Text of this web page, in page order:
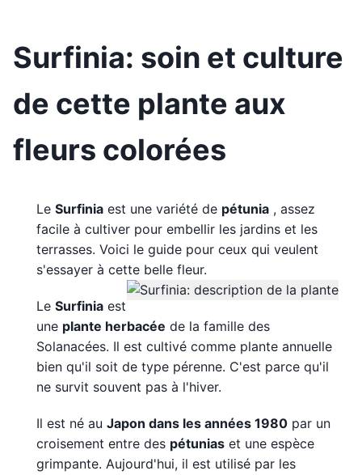
Surfinia: soin et culture
de cette plante aux
fleurs colorées
Le Surfinia est une variété de pétunia , assez
facile à cultiver pour embellir les jardins et les
terrasses. Voici le guide pour ceux qui veulent
s'essayer à cette belle fleur.
Le Surfinia est
une plante herbacée de la famille des
Solanacées. Il est cultivé comme plante annuelle
bien qu'il soit de type pérenne. C'est parce qu'il
ne survit souvent pas à l'hiver.
Il est né au Japon dans les années 1980 par un
croisement entre des pétunias et une espèce
grimpante. Aujourd'hui, il est utilisé par les